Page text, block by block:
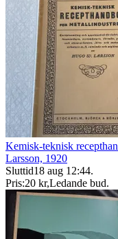
Kemisk-teknisk
Larsson, 1920
Sluttid18 aug 12:44.
Pris:20 kr,Ledande bud.